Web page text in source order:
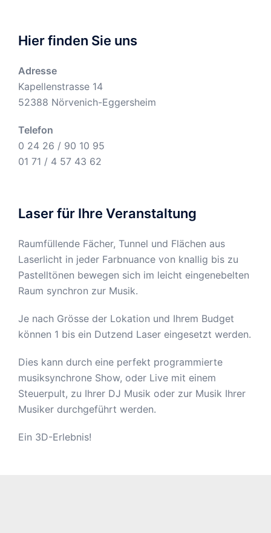
Hier finden Sie uns
Adresse
Kapellenstrasse 14
52388 Nörvenich-Eggersheim
Telefon
0 24 26 / 90 10 95
01 71 / 4 57 43 62
Laser für Ihre Veranstaltung
Raumfüllende Fächer, Tunnel und Flächen aus
Laserlicht in jeder Farbnuance von knallig bis zu
Pastelltönen bewegen sich im leicht eingenebelten
Raum synchron zur Musik.
Je nach Grösse der Lokation und Ihrem Budget
können 1 bis ein Dutzend Laser eingesetzt werden.
Dies kann durch eine perfekt programmierte
musiksynchrone Show, oder Live mit einem
Steuerpult, zu Ihrer DJ Musik oder zur Musik Ihrer
Musiker durchgeführt werden.
Ein 3D-Erlebnis!